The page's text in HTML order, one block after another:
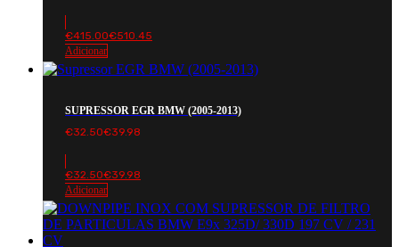
€415.00€510.45
Adicionar
SUPRESSOR EGR BMW (2005-2013)
€32.50€39.98
€32.50€39.98
Adicionar